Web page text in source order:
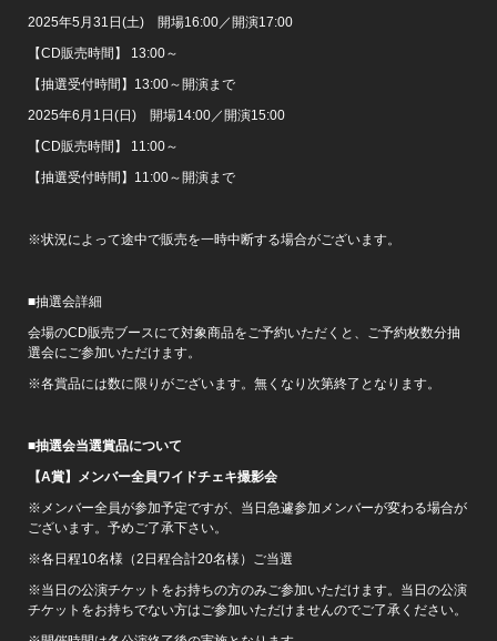
2025年5月31日(土) 開場16:00／開演17:00
【CD販売時間】 13:00～
【抽選受付時間】13:00～開演まで
2025年6月1日(日) 開場14:00／開演15:00
【CD販売時間】 11:00～
【抽選受付時間】11:00～開演まで
※状況によって途中で販売を一時中断する場合がございます。
■抽選会詳細
会場のCD販売ブースにて対象商品をご予約いただくと、ご予約枚数分抽
選会にご参加いただけます。
※各賞品には数に限りがございます。無くなり次第終了となります。
■抽選会当選賞品について
【A賞】メンバー全員ワイドチェキ撮影会
※メンバー全員が参加予定ですが、当日急遽参加メンバーが変わる場合が
ございます。予めご了承下さい。
※各日程10名様（2日程合計20名様）ご当選
※当日の公演チケットをお持ちの方のみご参加いただけます。当日の公演
チケットをお持ちでない方はご参加いただけませんのでご了承ください。